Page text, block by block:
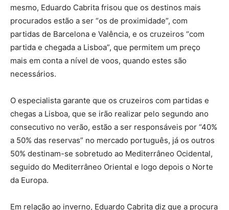
mesmo, Eduardo Cabrita frisou que os destinos mais
procurados estão a ser “os de proximidade”, com
partidas de Barcelona e Valência, e os cruzeiros “com
partida e chegada a Lisboa”, que permitem um preço
mais em conta a nível de voos, quando estes são
necessários.
O especialista garante que os cruzeiros com partidas e
chegas a Lisboa, que se irão realizar pelo segundo ano
consecutivo no verão, estão a ser responsáveis por “40%
a 50% das reservas” no mercado português, já os outros
50% destinam-se sobretudo ao Mediterrâneo Ocidental,
seguido do Mediterrâneo Oriental e logo depois o Norte
da Europa.
Em relação ao inverno, Eduardo Cabrita diz que a procura